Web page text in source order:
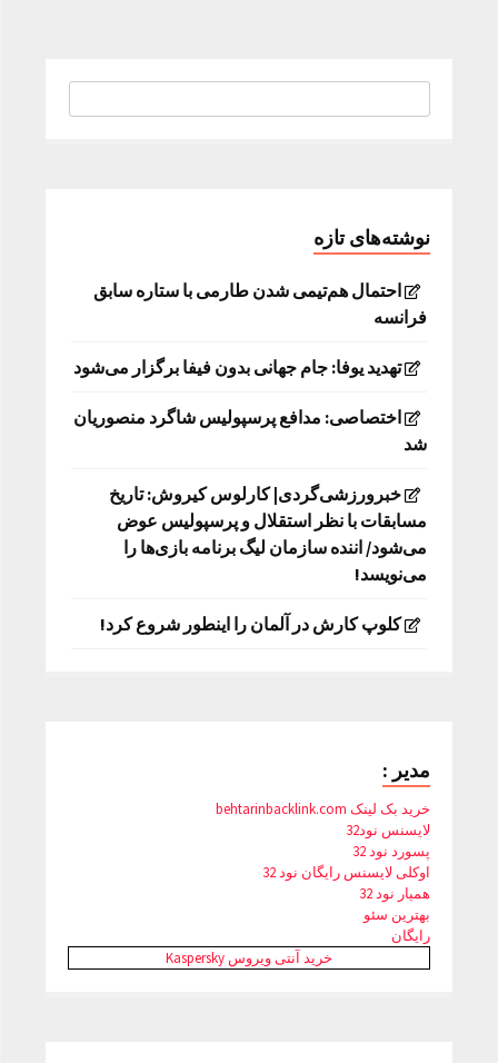
نوشته‌های تازه
احتمال هم‌تیمی شدن طارمی با ستاره سابق
فرانسه
تهدید یوفا: جام جهانی بدون فیفا برگزار می‌شود
اختصاصی: مدافع پرسپولیس شاگرد منصوریان
شد
خبرورزشی‌گردی| کارلوس کیروش: تاریخ
مسابقات با نظر استقلال و پرسپولیس عوض
می‌شود/ اننده سازمان لیگ برنامه بازی‌ها را
می‌نویسد!
کلوپ کارش در آلمان را اینطور شروع کرد!
مدیر :
خرید بک لینک behtarinbacklink.com
لایسنس نود32
پسورد نود 32
اوکلی لایسنس رایگان نود 32
همیار نود 32
بهترین سئو
رایگان
خرید آنتی ویروس Kaspersky